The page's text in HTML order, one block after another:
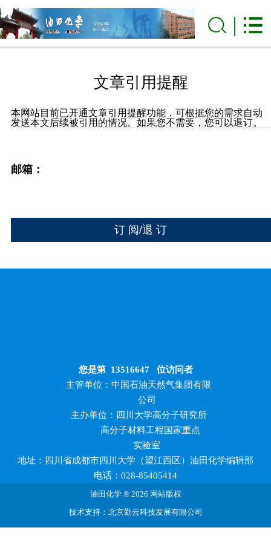
文章引用提醒
本网站目前已开通文章引用提醒功能，可根据您的需求自动
发送本文后续被引用的情况。如果您不需要，您可以退订。
邮箱：
您是第 13516647位访问者
主管单位：中国石油天然气集团有限
公司
主办单位：四川大学高分子研究所
高分子材料工程国家重点
实验室
地址：四川省成都市四川大学（望江西区）油田化学编辑部
电话：028-85405414
油田化学 ® 2026 网站版权
技术支持：北京勤云科技发展有限公司